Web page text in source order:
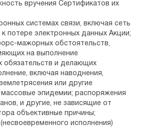
вручения Сертификатов их
системах связи, включая сеть
потере электронных данных Акции;
мажорных обстоятельств,
на выполнение
обязательств и делающих
включая наводнения,
или другие
эпидемии; распоряжения
и другие, не зависящие от
объективные причины;
исполнения)